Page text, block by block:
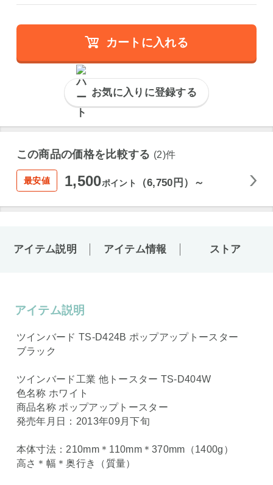
カートに入れる
お気に入りに登録する
この商品の価格を比較する (2)件
最安値 1,500ポイント （6,750円）～
アイテム説明 アイテム情報 ストア
アイテム説明
ツインバード TS-D424B ポップアップトースター
ブラック
ツインバード工業 他トースター TS-D404W
色名称 ホワイト
商品名称 ポップアップトースター
発売年月日：2013年09月下旬
本体寸法：210mm＊110mm＊370mm（1400g）
高さ＊幅＊奥行き（質量）